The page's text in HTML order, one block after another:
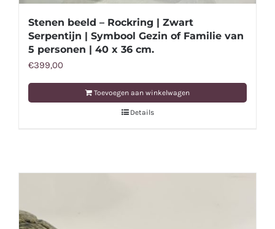
Stenen beeld – Rockring | Zwart
Serpentijn | Symbool Gezin of Familie van
5 personen | 40 x 36 cm.
€399,00
Toevoegen aan winkelwagen
Details